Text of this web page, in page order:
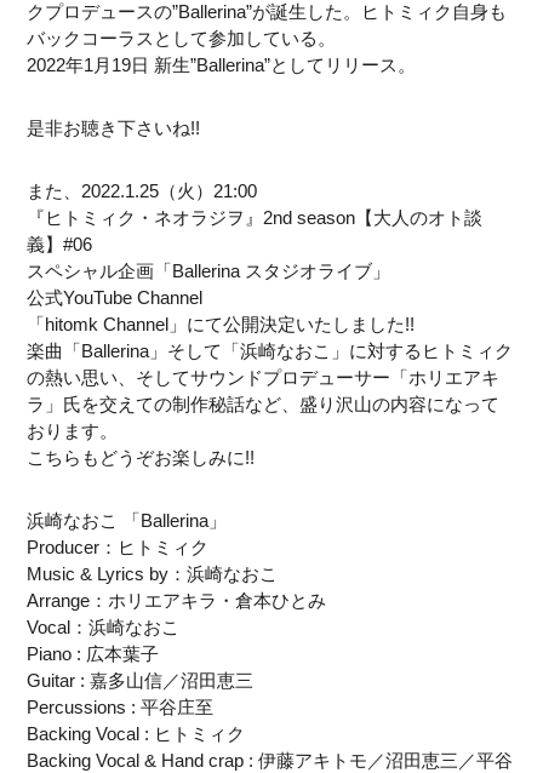
クプロデュースの”Ballerina”が誕生した。ヒトミィク自身も
バックコーラスとして参加している。
2022年1月19日 新生”Ballerina”としてリリース。
是非お聴き下さいね!!
また、2022.1.25（火）21:00
『ヒトミィク・ネオラジヲ』2nd season【大人のオト談
義】#06
スペシャル企画「Ballerina スタジオライブ」
公式YouTube Channel
「hitomk Channel」にて公開決定いたしました!!
楽曲「Ballerina」そして「浜崎なおこ」に対するヒトミィク
の熱い思い、そしてサウンドプロデューサー「ホリエアキ
ラ」氏を交えての制作秘話など、盛り沢山の内容になって
おります。
こちらもどうぞお楽しみに!!
浜崎なおこ 「Ballerina」
Producer：ヒトミィク
Music & Lyrics by：浜崎なおこ
Arrange：ホリエアキラ・倉本ひとみ
Vocal：浜崎なおこ
Piano : 広本葉子
Guitar : 嘉多山信／沼田恵三
Percussions : 平谷庄至
Backing Vocal : ヒトミィク
Backing Vocal & Hand crap : 伊藤アキトモ／沼田恵三／平谷